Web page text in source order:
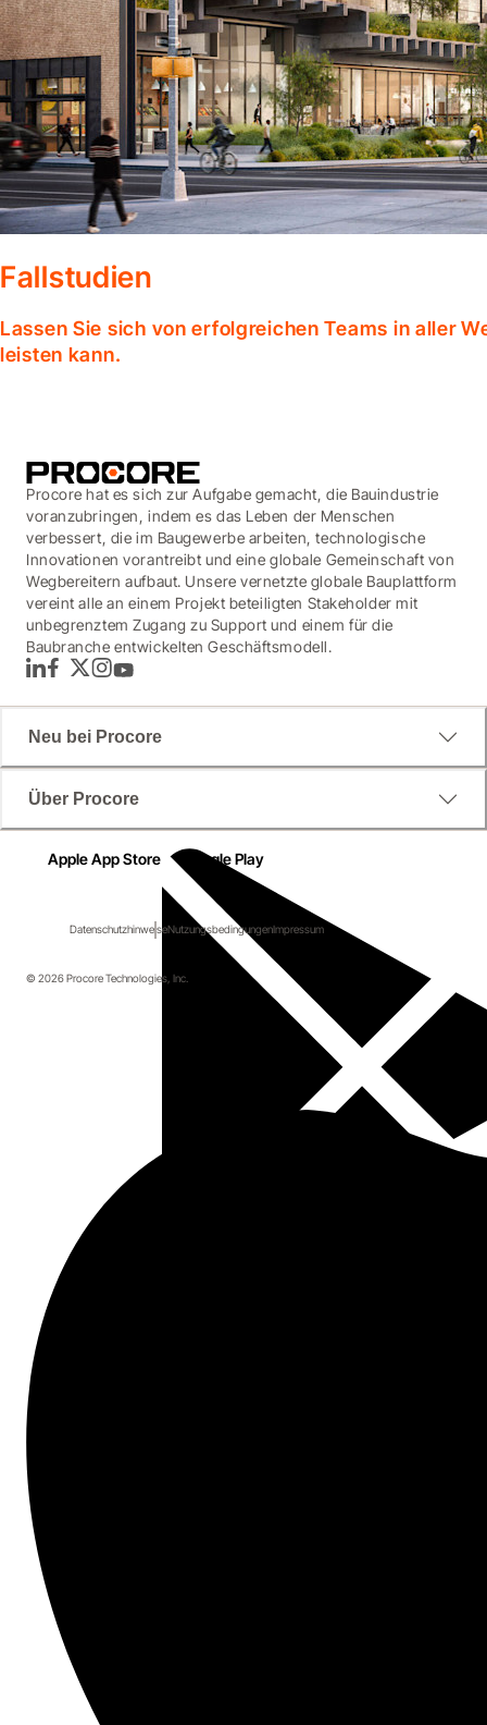
Fallstudien
Lassen Sie sich von erfolgreichen Teams in aller
leisten kann.
Procore hat es sich zur Aufgabe gemacht, die Bauindustrie
voranzubringen, indem es das Leben der Menschen
verbessert, die im Baugewerbe arbeiten, technologische
Innovationen vorantreibt und eine globale Gemeinschaft von
Wegbereitern aufbaut. Unsere vernetzte globale Bauplattform
vereint alle an einem Projekt beteiligten Stakeholder mit
unbegrenztem Zugang zu Support und einem für die
Baubranche entwickelten Geschäftsmodell.
LinkedInFacebook
TwitterInstagram
YouTube
Neu bei Procore
Über Procore
Apple App Store Google Play
DatenschutzhinweiseNutzungsbedingungenImpressum
© 2026 Procore Technologies, Inc.